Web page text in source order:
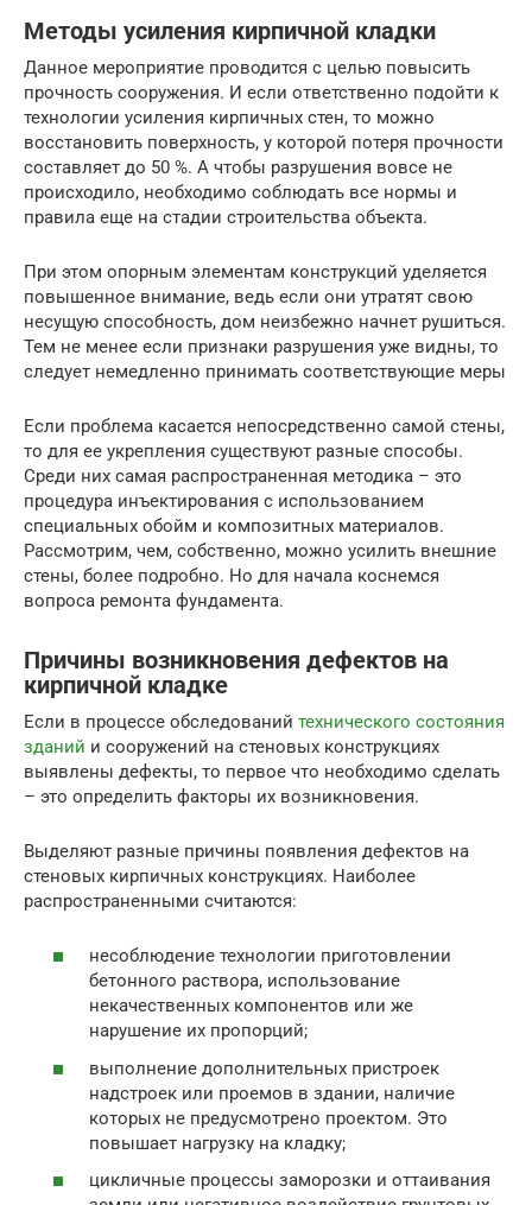
Методы усиления кирпичной кладки
Данное мероприятие проводится с целью повысить
прочность сооружения. И если ответственно подойти к
технологии усиления кирпичных стен, то можно
восстановить поверхность, у которой потеря прочности
составляет до 50 %. А чтобы разрушения вовсе не
происходило, необходимо соблюдать все нормы и
правила еще на стадии строительства объекта.
При этом опорным элементам конструкций уделяется
повышенное внимание, ведь если они утратят свою
несущую способность, дом неизбежно начнет рушиться.
Тем не менее если признаки разрушения уже видны, то
следует немедленно принимать соответствующие меры
Если проблема касается непосредственно самой стены,
то для ее укрепления существуют разные способы.
Среди них самая распространенная методика – это
процедура инъектирования с использованием
специальных обойм и композитных материалов.
Рассмотрим, чем, собственно, можно усилить внешние
стены, более подробно. Но для начала коснемся
вопроса ремонта фундамента.
Причины возникновения дефектов на
кирпичной кладке
Если в процессе обследований технического состояния
зданий и сооружений на стеновых конструкциях
выявлены дефекты, то первое что необходимо сделать
– это определить факторы их возникновения.
Выделяют разные причины появления дефектов на
стеновых кирпичных конструкциях. Наиболее
распространенными считаются:
несоблюдение технологии приготовлении
бетонного раствора, использование
некачественных компонентов или же
нарушение их пропорций;
выполнение дополнительных пристроек
надстроек или проемов в здании, наличие
которых не предусмотрено проектом. Это
повышает нагрузку на кладку;
цикличные процессы заморозки и оттаивания